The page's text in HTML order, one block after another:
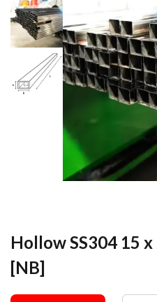
Hollow SS304 15
[NB]